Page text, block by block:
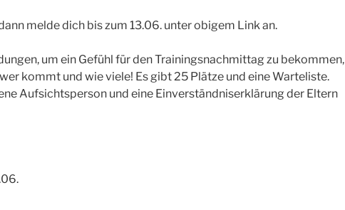
melde dich bis zum 13.06. unter obigem Link an.
um ein Gefühl für den Trainingsnachmittag zu bekommen,
kommt und wie viele! Es gibt 25 Plätze und eine Warteliste.
Aufsichtsperson und eine Einverständniserklärung der Eltern